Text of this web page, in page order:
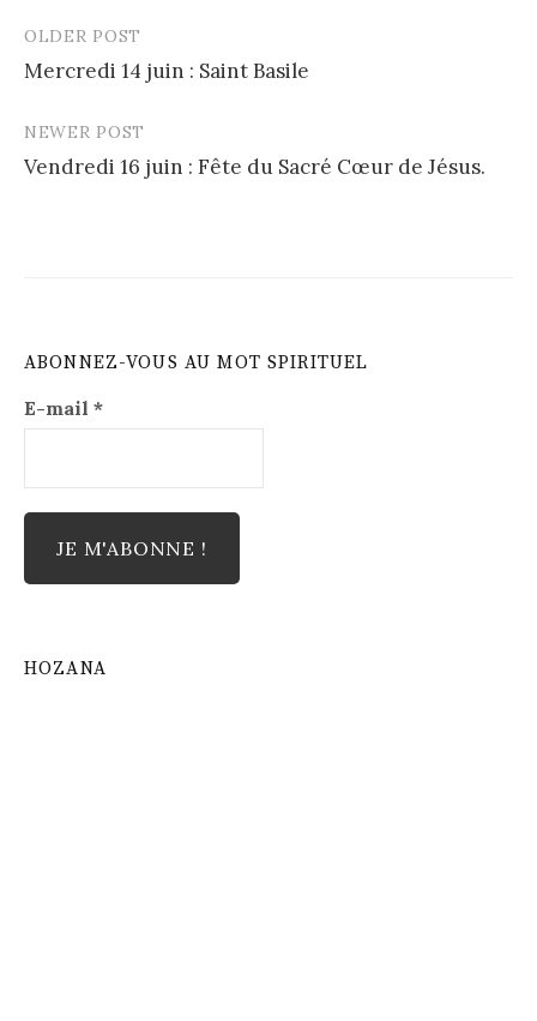
Post
navigation
OLDER POST
Mercredi 14 juin : Saint Basile
NEWER POST
Vendredi 16 juin : Fête du Sacré Cœur de Jésus.
ABONNEZ-VOUS AU MOT SPIRITUEL
E-mail *
HOZANA